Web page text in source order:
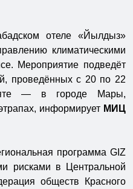
отеле «Йылдыз»
климатическими
Мероприятие подведёт
проведённых с 20 по 22
— в городе Мары,
информирует МИЦ
программа GIZ
рисками в Центральной
обществ Красного